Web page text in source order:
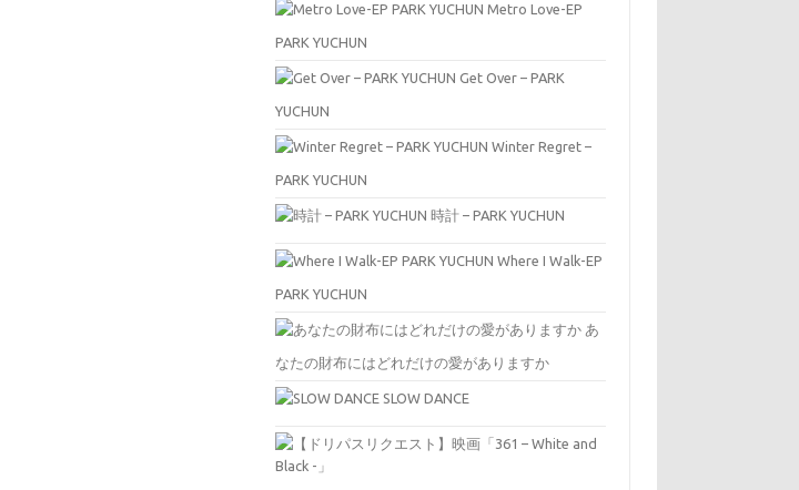
Metro Love-EP
PARK YUCHUN
Get Over – PARK
YUCHUN
Winter Regret –
PARK YUCHUN
時計 – PARK YUCHUN
Where I Walk-EP
PARK YUCHUN
あ
なたの財布にはどれだけの愛がありますか
SLOW DANCE